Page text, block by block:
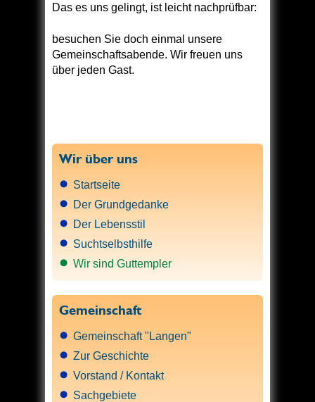
Das es uns gelingt, ist leicht nachprüfbar:
besuchen Sie doch einmal unsere
Gemeinschaftsabende. Wir freuen uns
über jeden Gast.
Wir über uns
Startseite
Der Grundgedanke
Der Lebensstil
Suchtselbsthilfe
Wir sind Guttempler
Gemeinschaft
Gemeinschaft "Langen"
Zur Geschichte
Vorstand / Kontakt
Sachgebiete